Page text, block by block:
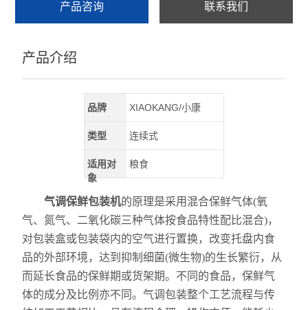
产品咨询 联系我们
产品介绍
品牌 XIAOKANG/小康
类型 连续式
适用对
象
粮食
气调保鲜包装机的原理是采用混合保鲜气体(氧
气、氮气、二氧化碳三种气体按食品特性配比混合)，
对包装盒或包装袋内的空气进行置换，改变托盘内食
品的外部环境，达到抑制细菌(微生物)的生长繁衍，从
而延长食品的保鲜期或货架期。不同的食品，保鲜气
体的成分及比例亦不同。气调包装整个工艺流程与传